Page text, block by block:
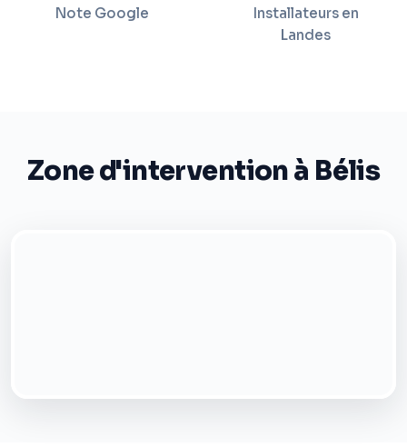
Note Google
Installateurs en
Landes
Zone d'intervention à Bélis